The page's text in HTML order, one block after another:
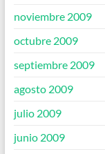
noviembre 2009
octubre 2009
septiembre 2009
agosto 2009
julio 2009
junio 2009